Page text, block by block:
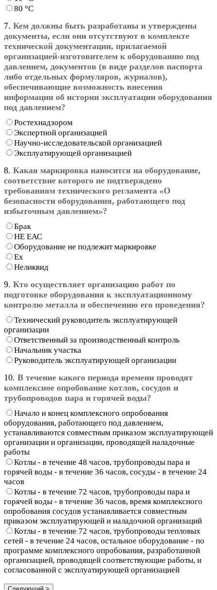
80 °С
7. Кем должны быть разработаны и утверждены
документы, если они отсутствуют в комплекте
технической документации, прилагаемой
организацией-изготовителем к оборудованию под
давлением, документов (в виде разделов паспорта
либо отдельных формуляров, журналов),
обеспечивающие возможность внесения
информации об истории эксплуатации оборудования
под давлением?
Ростехнадзором
Экспертной организацией
Научно-исследовательской организацией
Эксплуатирующей организацией
8. Какая маркировка наносится на оборудование,
соответствие которого не подтверждено
требованиям технического регламента «О
безопасности оборудования, работающего под
избыточным давлением»?
Брак
НЕ ЕАС
Оборудование не подлежит маркировке
Ex
Неликвид
9. Кто осуществляет организацию работ по
подготовке оборудования к эксплуатационному
контролю металла и обеспечению его проведения?
Технический руководитель эксплуатирующей
организации
Ответственный за производственный контроль
Начальник участка
Руководитель эксплуатирующей организации
10. В течение какого периода времени проводят
комплексное опробование котлов, сосудов и
трубопроводов пара и горячей воды?
Начало и конец комплексного опробования
оборудования, работающего под давлением,
устанавливаются совместным приказом эксплуатирующей
организации и организации, проводящей наладочные
работы
Котлы - в течение 48 часов, трубопроводы пара и
горячей воды - в течение 36 часов, сосуды - в течение 24
часов
Котлы - в течение 72 часов, трубопроводы пара и
горячей воды - в течение 36 часов, время комплексного
опробования сосудов устанавливается совместным
приказом эксплуатирующей и наладочной организаций
Котлы - в течение 72 часов, трубопроводы тепловых
сетей - в течение 24 часов, остальное оборудование - по
программе комплексного опробования, разработанной
организацией, проводящей соответствующие работы, и
согласованной с эксплуатирующей организацией